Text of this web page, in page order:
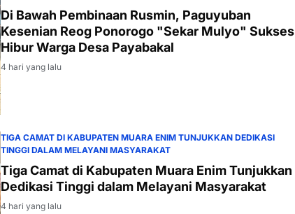
Di Bawah Pembinaan Rusmin, Paguyuban
Kesenian Reog Ponorogo "Sekar Mulyo" Sukses
Hibur Warga Desa Payabakal
4 hari yang lalu
TIGA CAMAT DI KABUPATEN MUARA ENIM TUNJUKKAN DEDIKASI
TINGGI DALAM MELAYANI MASYARAKAT
Tiga Camat di Kabupaten Muara Enim Tunjukkan
Dedikasi Tinggi dalam Melayani Masyarakat
4 hari yang lalu